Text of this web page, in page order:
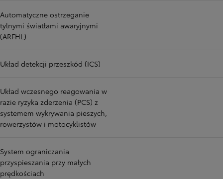
Automatyczne ostrzeganie
tylnymi światłami awaryjnymi
(ARFHL)
Układ detekcji przeszkód (ICS)
Układ wczesnego reagowania w
razie ryzyka zderzenia (PCS) z
systemem wykrywania pieszych,
rowerzystów i motocyklistów
System ograniczania
przyspieszania przy małych
prędkościach